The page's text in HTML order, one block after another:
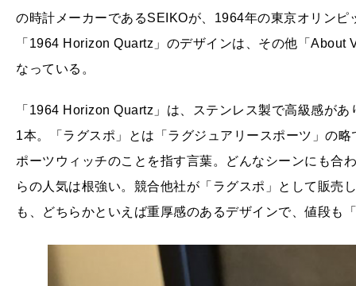
の時計メーカーであるSEIKOが、1964年の東京オリン
「1964 Horizon Quartz」のデザインは、その他「
なっている。
「1964 Horizon Quartz」は、ステンレス製で高級感が
1本。「ラグスポ」とは「ラグジュアリースポーツ」の
ポーツウィッチのことを指す言葉。どんなシーンにも合
らの人気は根強い。競合他社が「ラグスポ」として販売
も、どちらかといえば重厚感のあるデザインで、値段も